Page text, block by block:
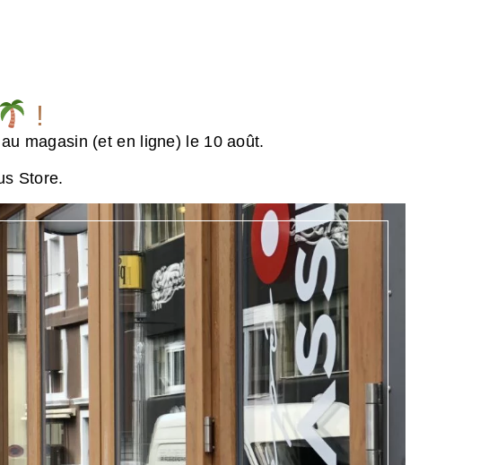
!
magasin (et en ligne) le 10 août.
Store.